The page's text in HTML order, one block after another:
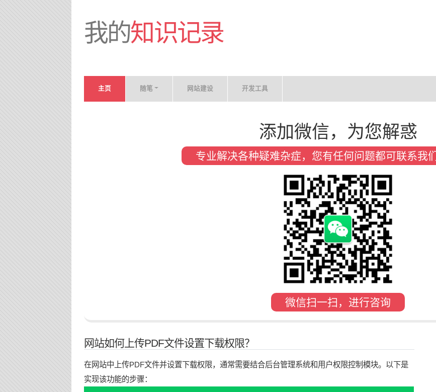
我的知识记录
主页 随笔 网站建设 开发工具
添加微信，为您解惑
专业解决各种疑难杂症，您有任何问题都可联系我
微信扫一扫，进行咨询
网站如何上传PDF文件设置下载权限？
在网站中上传PDF文件并设置下载权限，通常需要结合后台管理系统和用户权限控制模块。以下是
实现该功能的步骤：